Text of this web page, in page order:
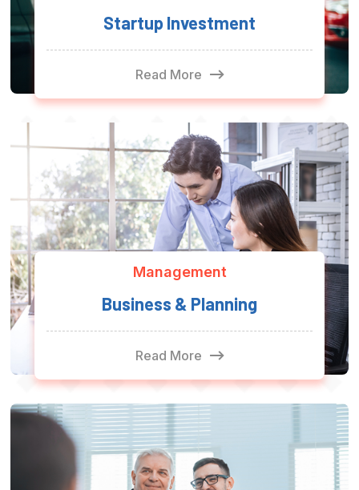
Startup Investment
Read More
Management
Business & Planning
Read More